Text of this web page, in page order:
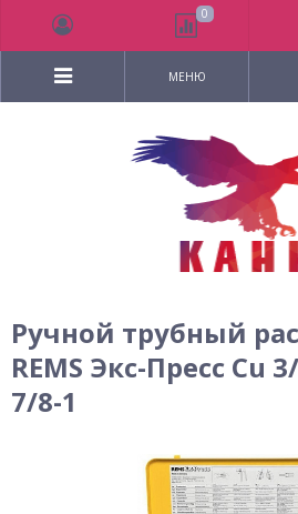
МЕНЮ
Ручной трубный
REMS Экс-Пресс Cu
7/8-1
0